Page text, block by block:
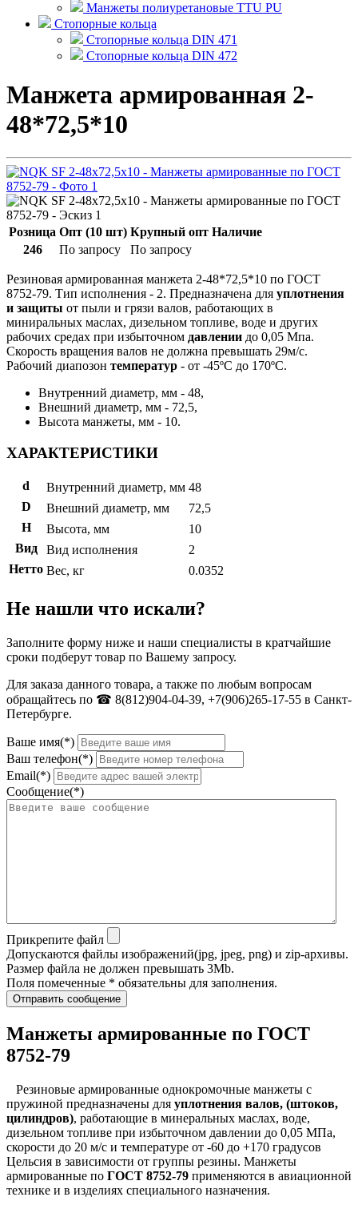
Манжеты полиуретановые TTU PU
Стопорные кольца
Стопорные кольца DIN 471
Стопорные кольца DIN 472
Манжета армированная 2-
48*72,5*10
Розница Опт (10 шт) Крупный опт Наличие
246
По запросу По запросу
Резиновая армированная манжета 2-48*72,5*10 по ГОСТ
8752-79. Тип исполнения - 2. Предназначена для уплотнения
и защиты от пыли и грязи валов, работающих в
миниральных маслах, дизельном топливе, воде и других
рабочих средах при избыточном давлении до 0,05 Мпа.
Скорость вращения валов не должна превышать 29м/с.
Рабочий диапозон температур - от -45ºС до 170ºС.
Внутренний диаметр, мм - 48,
Внешний диаметр, мм - 72,5,
Высота манжеты, мм - 10.
ХАРАКТЕРИСТИКИ
d Внутренний диаметр, мм 48
D
Внешний диаметр, мм
72,5
H
Высота, мм
10
Вид
Вид исполнения
2
Нетто Вес, кг 0.0352
Не нашли что искали?
Заполните форму ниже и наши специалисты в кратчайшие
сроки подберут товар по Вашему запросу.
Для заказа данного товара, а также по любым вопросам
обращайтесь по ☎ 8(812)904-04-39, +7(906)265-17-55 в Санкт-
Петербурге.
Ваше имя(*)
Ваш телефон(*)
Email(*)
Сообщение(*)
Прикрепите файл
Допускаются файлы изображений(jpg, jpeg, png) и zip-архивы.
Размер файла не должен превышать 3Mb.
Поля помеченные * обязательны для заполнения.
Отправить сообщение
Манжеты армированные по ГОСТ
8752-79
Резиновые армированные однокромочные манжеты с
пружиной предназначены для уплотнения валов, (штоков,
цилиндров), работающие в минеральных маслах, воде,
дизельном топливе при избыточном давлении до 0,05 МПа,
скорости до 20 м/с и температуре от -60 до +170 градусов
Цельсия в зависимости от группы резины. Манжеты
армированные по ГОСТ 8752-79 применяются в авиационной
технике и в изделиях специального назначения.